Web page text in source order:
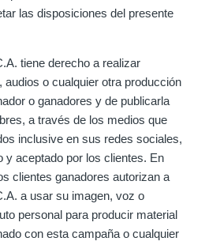
las disposiciones del presente
tiene derecho a realizar
audios o cualquier otra producción
o ganadores y de publicarla
a través de los medios que
inclusive en sus redes sociales,
y aceptado por los clientes. En
clientes ganadores autorizan a
a usar su imagen, voz o
personal para producir material
con esta campaña o cualquier